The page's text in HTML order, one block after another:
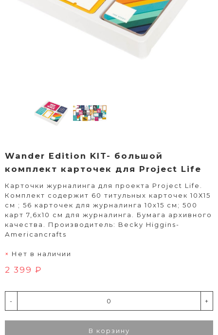
Wander Edition KIT- большой
комплект карточек для Project Life
Карточки журналинга для проекта Project Life.
Комплект содержит 60 титульных карточек 10Х15
см ; 56 карточек для журналинга 10х15 см; 500
карт 7,6х10 см для журналинга. Бумага архивного
качества. Производитель: Becky Higgins-
Аmericancrafts
Нет в наличии
2 399 ₽
- +
В корзину